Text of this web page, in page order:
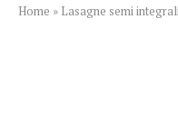
Home » Lasagne semi